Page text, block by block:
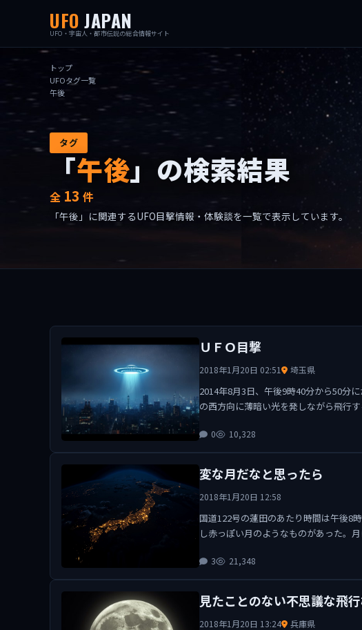
UFO JAPAN
UFO・宇宙人・都市伝説の総合情報サイト
トップ
UFOタグ一覧
午後
タグ
「午後」の検索結果
全 13 件
「午後」に関連するUFO目撃情報・体験談を一覧で表示しています。
ＵＦＯ目撃
2018年1月20日 02:51 埼玉県
2014年8月3日、午後9時40分から50分
の西方向に薄暗い光を発しながら飛行
0 10,328
変な月だなと思ったら
2018年1月20日 12:58
国道122号の蓮田のあたり時間は午後8
し赤っぽい月のようなものがあった。
3 21,348
見たことのない不思議な飛
2018年1月20日 13:24 兵庫県